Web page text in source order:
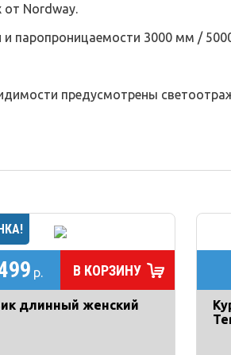
от Nordway.
паропроницаемости 3000 мм /
предусмотрены
р. В КОРЗИНУ
длинный женский